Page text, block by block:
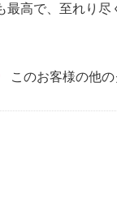
最高で、至れり尽
このお客様の他